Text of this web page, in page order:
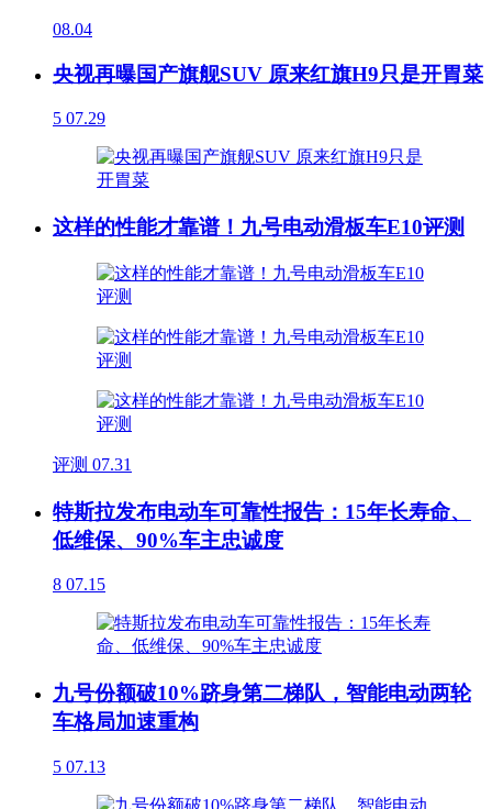
08.04
央视再曝国产旗舰SUV 原来红旗H9只是开胃菜
5 07.29
这样的性能才靠谱！九号电动滑板车E10评测
评测 07.31
特斯拉发布电动车可靠性报告：15年长寿命、
低维保、90%车主忠诚度
8 07.15
九号份额破10%跻身第二梯队，智能电动两轮
车格局加速重构
5 07.13